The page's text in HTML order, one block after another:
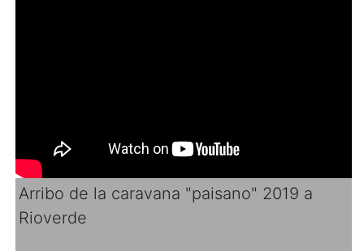
Arribo de la caravana "paisano" 2019 a
Rioverde